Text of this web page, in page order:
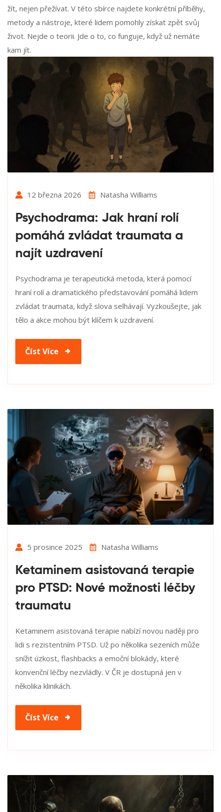
žít, nejen přežívat. V této sbírce najdete konkrétní příběhy,
metody a nástroje, které lidem pomohly získat zpět svůj
život. Nejde o teorii. Jde o to, co funguje, když už nemáte
kam jít.
12 března 2026 Natasha Williams
Psychodrama: Jak hraní rolí
pomáhá zvládat traumata a
najít uzdravení
Psychodrama je terapeutická metoda, která pomocí
hraní rolí a dramatického představování pomáhá lidem
zvládat traumata, když slova selhávají. Vyzkoušejte, jak
tělo a akce mohou být klíčem k uzdravení.
Číst Více
5 prosince 2025 Natasha Williams
Ketaminem asistovaná terapie
pro PTSD: Nové možnosti léčby
traumatu
Ketaminem asistovaná terapie nabízí novou naději pro
lidi s rezistentním PTSD. Už po několika sezeních může
snížit úzkost, flashbacks a emoční blokády, které
konvenční léčby nezvládly. V ČR je dostupná jen v
několika klinikách.
Číst Více